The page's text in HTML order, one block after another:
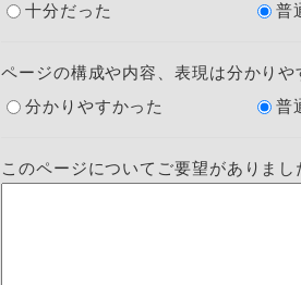
十分だった
普
ページの構成や内容、表現は分かりや
分かりやすかった
普
このページについてご要望がありま